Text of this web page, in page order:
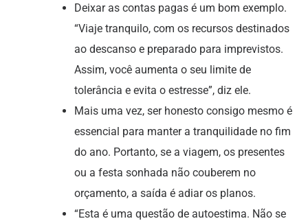
Deixar as contas pagas é um bom exemplo.
“Viaje tranquilo, com os recursos destinados
ao descanso e preparado para imprevistos.
Assim, você aumenta o seu limite de
tolerância e evita o estresse”, diz ele.
Mais uma vez, ser honesto consigo mesmo é
essencial para manter a tranquilidade no fim
do ano. Portanto, se a viagem, os presentes
ou a festa sonhada não couberem no
orçamento, a saída é adiar os planos.
“Esta é uma questão de autoestima. Não se